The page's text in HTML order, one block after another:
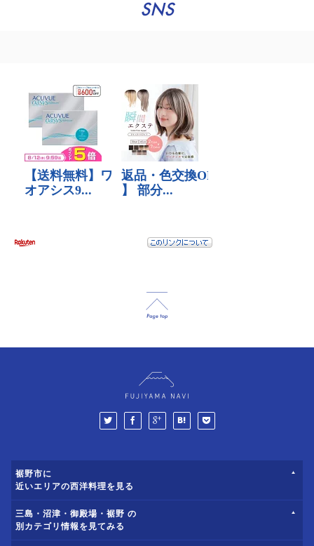
SNS
裾野市に
近いエリアの西洋料理を見る
三島・沼津・御殿場・裾野 の
別カテゴリ情報を見てみる